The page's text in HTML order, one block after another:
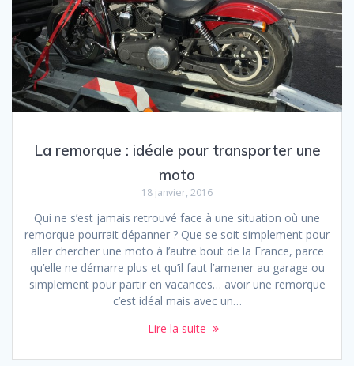
La remorque : idéale pour transporter une
moto
18 janvier, 2016
Qui ne s’est jamais retrouvé face à une situation où une
remorque pourrait dépanner ? Que se soit simplement pour
aller chercher une moto à l’autre bout de la France, parce
qu’elle ne démarre plus et qu’il faut l’amener au garage ou
simplement pour partir en vacances… avoir une remorque
c’est idéal mais avec un…
Lire la suite